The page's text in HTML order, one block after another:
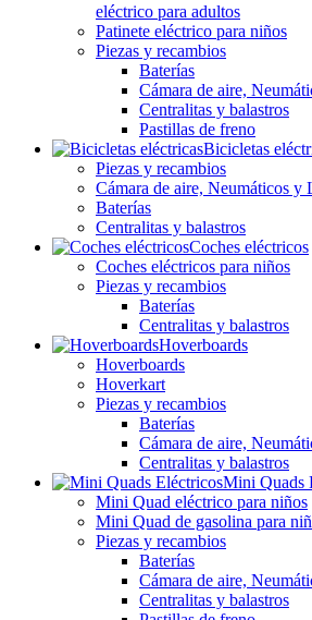
eléctrico para adultos
Patinete eléctrico para niños
Piezas y recambios
Baterías
Cámara de aire,
Centralitas y balastros
Pastillas de freno
Bicicletas
Piezas y recambios
Cámara de aire, Neumáticos y
Baterías
Centralitas y balastros
Coches eléctricos
Coches eléctricos para niños
Piezas y recambios
Baterías
Centralitas y balastros
Hoverboards
Hoverboards
Hoverkart
Piezas y recambios
Baterías
Cámara de aire,
Centralitas y balastros
Mini Quads
Mini Quad eléctrico para niños
Mini Quad de gasolina para
Piezas y recambios
Baterías
Cámara de aire,
Centralitas y balastros